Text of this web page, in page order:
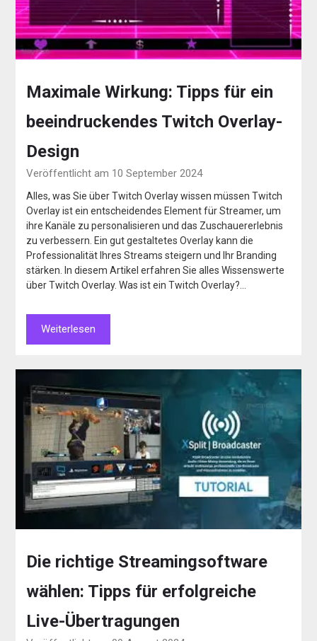
Maximale Wirkung: Tipps für ein
beeindruckendes Twitch Overlay-
Design
Veröffentlicht am 10 September 2024
Alles, was Sie über Twitch Overlay wissen müssen Twitch
Overlay ist ein entscheidendes Element für Streamer, um
ihre Kanäle zu personalisieren und das Zuschauererlebnis
zu verbessern. Ein gut gestaltetes Overlay kann die
Professionalität Ihres Streams steigern und Ihr Branding
stärken. In diesem Artikel erfahren Sie alles Wissenswerte
über Twitch Overlay. Was ist ein Twitch Overlay?…
Weiterlesen
Die richtige Streamingsoftware
wählen: Tipps für erfolgreiche
Live-Übertragungen